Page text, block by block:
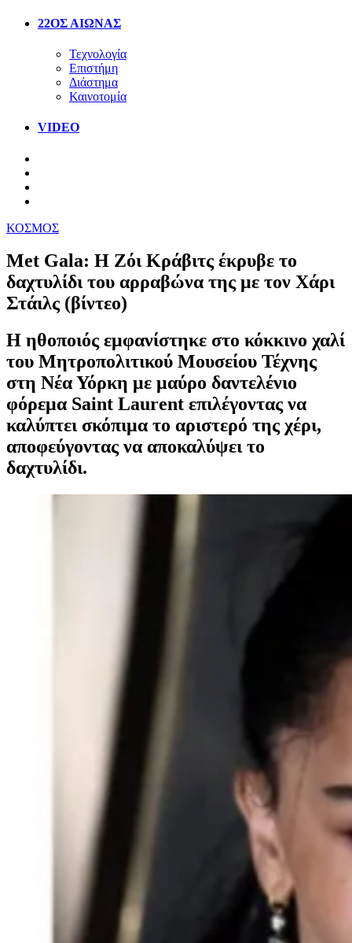
22ΟΣ ΑΙΩΝΑΣ
Τεχνολογία
Επιστήμη
Διάστημα
Καινοτομία
VIDEO
ΚΟΣΜΟΣ
Met Gala: Η Ζόι Κράβιτς έκρυβε το
δαχτυλίδι του αρραβώνα της με τον Χάρι
Στάιλς (βίντεο)
Η ηθοποιός εμφανίστηκε στο κόκκινο χαλί
του Μητροπολιτικού Μουσείου Τέχνης
στη Νέα Υόρκη με μαύρο δαντελένιο
φόρεμα Saint Laurent επιλέγοντας να
καλύπτει σκόπιμα το αριστερό της χέρι,
αποφεύγοντας να αποκαλύψει το
δαχτυλίδι.